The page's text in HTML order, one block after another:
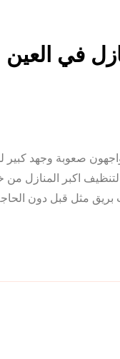
صعوبة وجهد كبير
اكبر المنازل من
بريق مثل قبل دون